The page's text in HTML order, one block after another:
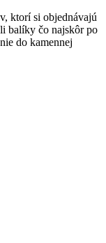
ktorí si objednávajú
balíky čo najskôr po
do kamennej